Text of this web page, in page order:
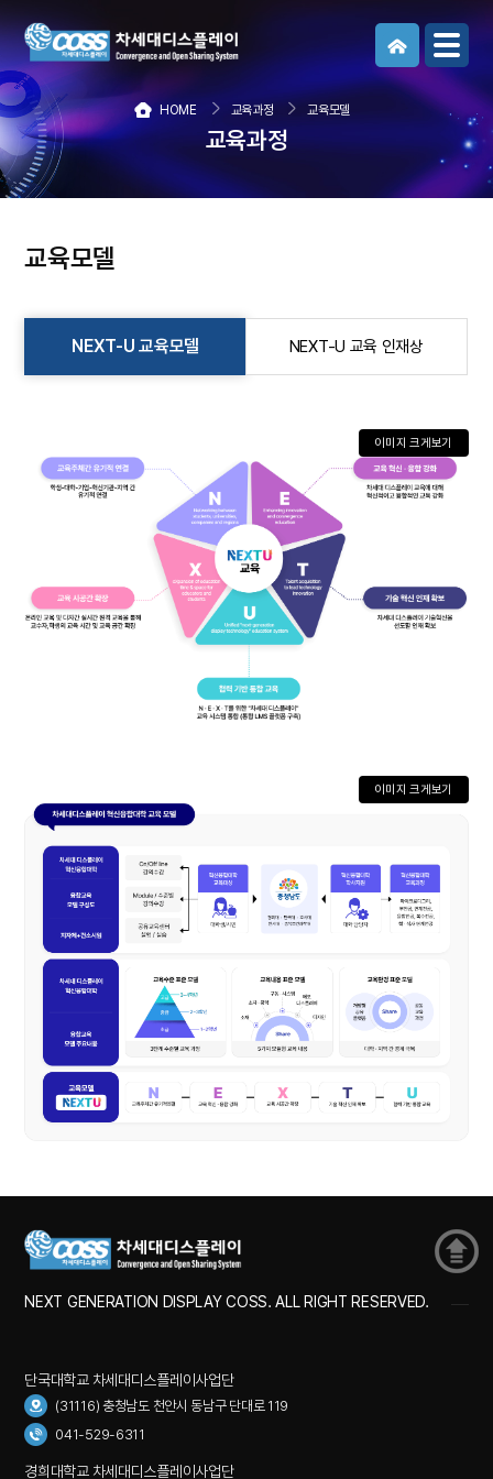
메뉴보기
HOME 교육과정 교육모델
교육과정
교육모델
NEXT-U 교육모델 NEXT-U 교육 인재상
이미지 크게보기
이미지 크게보기
NEXT GENERATION DISPLAY COSS. ALL RIGHT RESERVED.
단국대학교 차세대디스플레이사업단
(31116) 충청남도 천안시 동남구 단대로 119
041-529-6311
경희대학교 차세대디스플레이사업단